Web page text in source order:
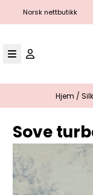
Hopp til innhold
nettbutikk
Hjem /
Sove